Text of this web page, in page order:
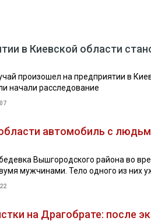
в Киевской области
произошел на предприятии в
начали расследование
автомобиль с
Вышгородского района во
мужчинами. Тело одного из них
на Драгобрате: после